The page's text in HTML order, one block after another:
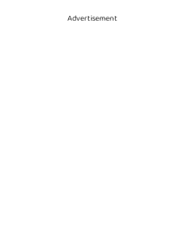
Advertisement